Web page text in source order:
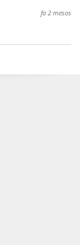
fa 2 mesos